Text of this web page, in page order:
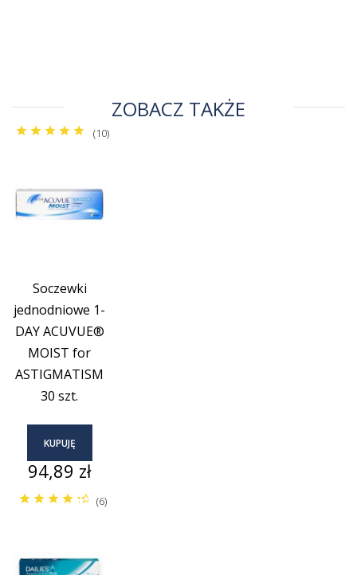
ZOBACZ TAKŻE
(10)
Soczewki
jednodniowe 1-
DAY ACUVUE®
MOIST for
ASTIGMATISM
30 szt.
KUPUJĘ
Cena
94,89 zł
(6)